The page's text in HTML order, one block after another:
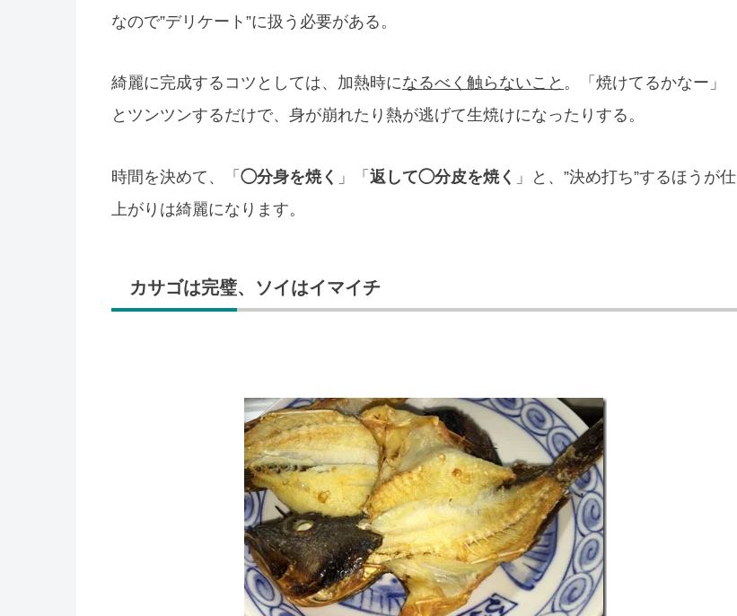
なので”デリケート”に扱う必要がある。
綺麗に完成するコツとしては、加熱時になるべく触らないこと 。「焼けてるかなー」
とツンツンするだけで、身が崩れたり熱が逃げて生焼けになったりする。
時間を決めて、「 ◯分身を焼く 」「 返して◯分皮を焼く 」と、”決め打ち”するほうが仕
上がりは綺麗になります。
カサゴは完璧、ソイはイマイチ